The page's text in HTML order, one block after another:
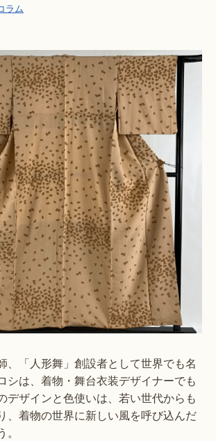
ラム
、「人形舞」創設者として世界でも名
シは、着物・舞台衣装デザイナーでも
デザインと色使いは、若い世代からも
、着物の世界に新しい風を呼び込んだ